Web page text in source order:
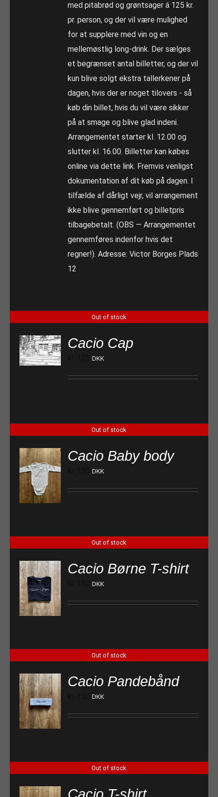
med pitabrød og grøntsager á 125 kr.
pr. person, og der vil være mulighed
for at supplere med vin og en
mellemøstlig long-drink. Der sælges
et begrænset antal billetter, og der vil
kun blive solgt ekstra tallerkener på
dagen, hvis der er noget tilovers - så
køb din billet, hvis du vil være sikker
på at smage og blive glad indeni.
Arrangementet starter kl. 12.00 og
slutter kl. 16.00. Billetter kan købes
online via dette link. Fremvis venligst
dokumentation af dit køb på dagen. I
tilfælde af dårligt vejr, vil arrangement
ikke blive gennemført og billetpris
tilbagebetalt. (OBS — Arrangementet
gennemføres indenfor hvis det
regner!). Adresse: Victor Borges Plads
12
Out of stock
Cacio Cap
DKK
Out of stock
Cacio Baby body
DKK
Out of stock
Cacio Børne T-shirt
DKK
Out of stock
Cacio Pandebånd
DKK
Out of stock